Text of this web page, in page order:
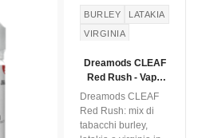
BURLEY
LATAKIA
VIRGINIA
Dreamods CLEAF
Red Rush - Vape
Shot 20ml
Dreamods CLEAF
Red Rush: mix di
tabacchi burley,